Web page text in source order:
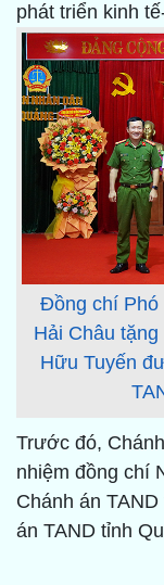
phát triển kinh
Đồng chí Phó
Hải Châu
Hữu Tuyến
Trước đó,
nhiệm đồng chí
Chánh án
án TAND tỉnh